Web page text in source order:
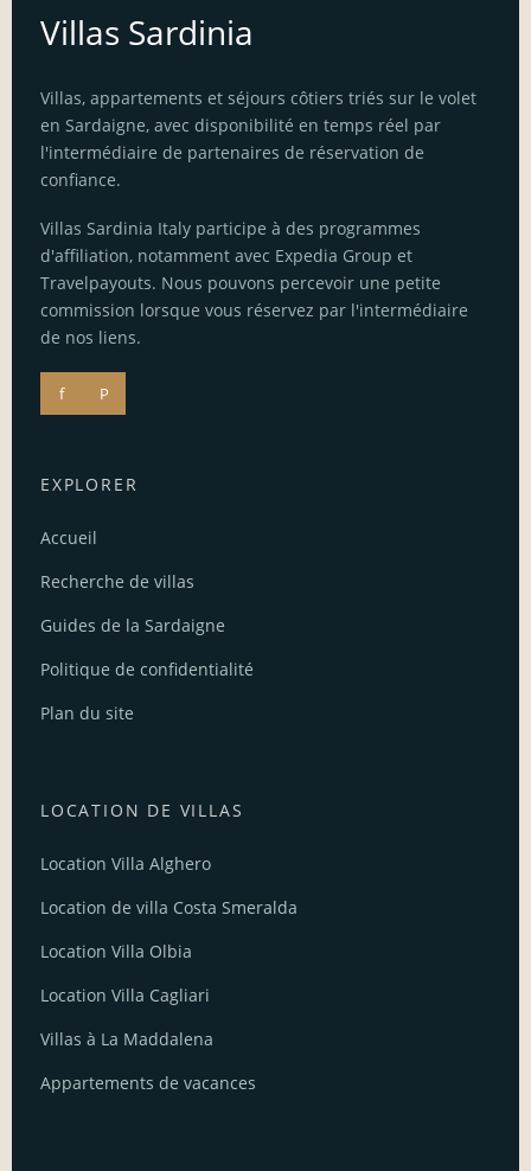
Villas Sardinia
Villas, appartements et séjours côtiers triés sur le volet
en Sardaigne, avec disponibilité en temps réel par
l'intermédiaire de partenaires de réservation de
confiance.
Villas Sardinia Italy participe à des programmes
d'affiliation, notamment avec Expedia Group et
Travelpayouts. Nous pouvons percevoir une petite
commission lorsque vous réservez par l'intermédiaire
de nos liens.
f P
EXPLORER
Accueil
Recherche de villas
Guides de la Sardaigne
Politique de confidentialité
Plan du site
LOCATION DE VILLAS
Location Villa Alghero
Location de villa Costa Smeralda
Location Villa Olbia
Location Villa Cagliari
Villas à La Maddalena
Appartements de vacances